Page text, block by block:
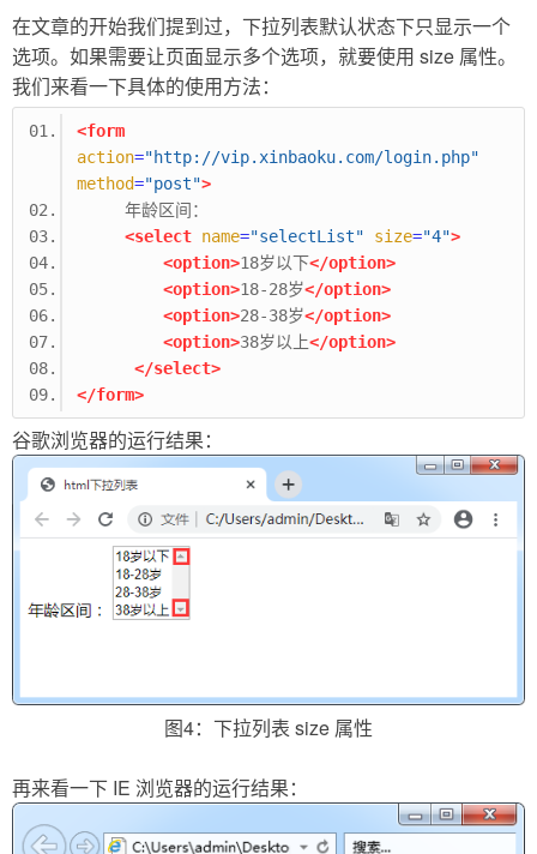
在文章的开始我们提到过，下拉列表默认状态下只显示一个
选项。如果需要让页面显示多个选项，就要使用 size 属性。
我们来看一下具体的使用方法：
<form
action="http://vip.xinbaoku.com/login.php"
method="post">
     年龄区间：
<select name="selectList" size="4">
<option>18岁以下</option>
<option>18-28岁</option>
<option>28-38岁</option>
<option>38岁以上</option>
</select>
</form>
谷歌浏览器的运行结果：
图4：下拉列表 size 属性
再来看一下 IE 浏览器的运行结果：